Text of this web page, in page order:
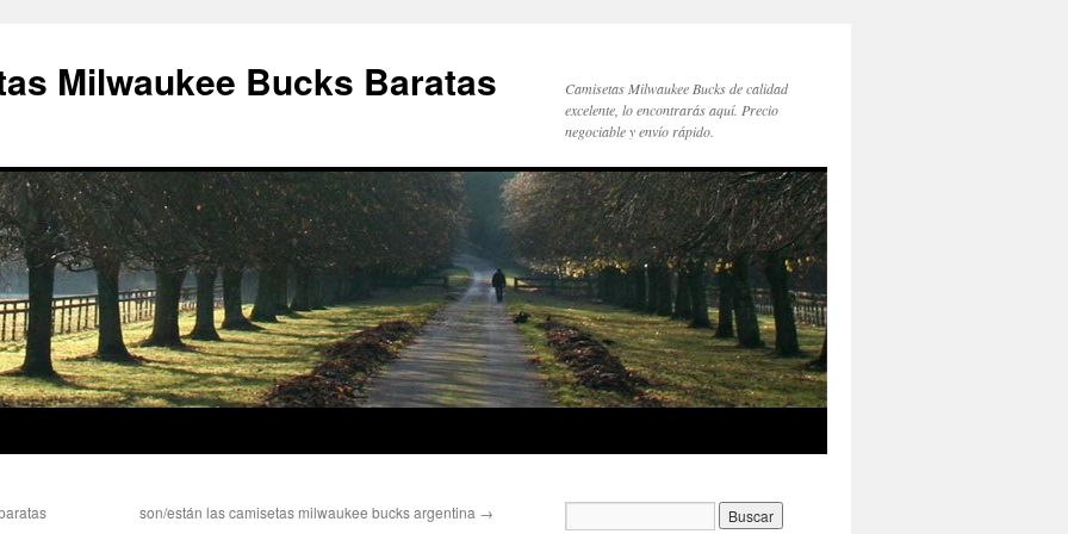
Milwaukee Bucks Baratas
Camisetas Milwaukee Bucks de calidad
excelente, lo encontrarás aquí. Precio
negociable y envío rápido.
son/están las camisetas milwaukee bucks argentina →